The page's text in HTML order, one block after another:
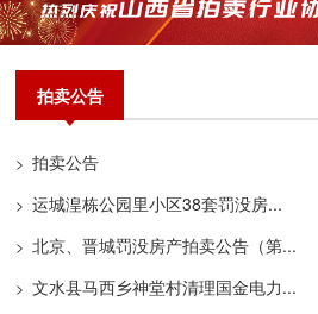
拍卖公告
> 拍卖公告
> 运城湟栋公园里小区38套罚没房...
> 北京、晋城罚没房产拍卖公告（第...
> 文水县马西乡神堂村清理国金电力...